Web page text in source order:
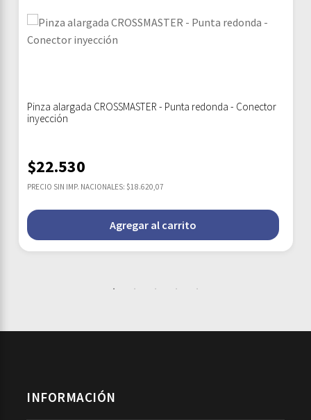
Pinza alargada CROSSMASTER - Punta redonda - Conector
inyección
$22.530
PRECIO SIN IMP. NACIONALES: $18.620,07
Agregar al carrito
INFORMACIÓN